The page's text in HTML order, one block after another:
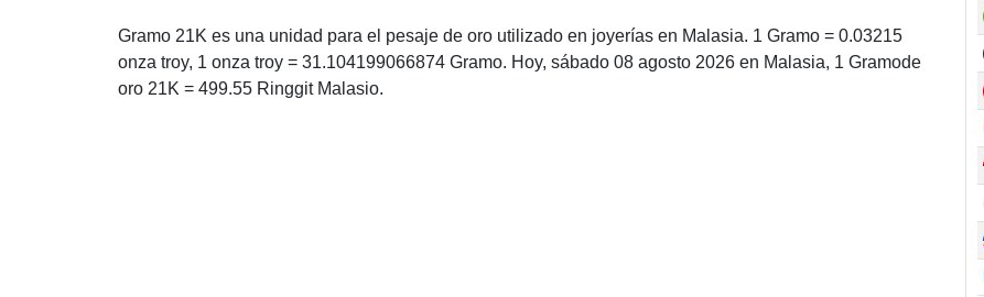
Gramo 21K es una unidad para el pesaje de oro utilizado en joyerías en Malasia. 1 Gramo = 0.03215
onza troy, 1 onza troy = 31.104199066874 Gramo. Hoy, sábado 08 agosto 2026 en Malasia, 1 Gramode
oro 21K = 499.55 Ringgit Malasio.